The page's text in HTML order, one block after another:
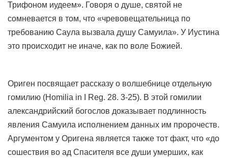
Трифоном иудеем». Говоря о душе, святой не
сомневается в том, что «чревовещательница по
требованию Саула вызвала душу Самуила». У Иустина
это происходит не иначе, как по воле Божией.
Ориген посвящает рассказу о волшебнице отдельную
гомилию (Homilia in I Reg. 28. 3-25). В этой гомилии
александрийский богослов доказывает подлинность
явления Самуила исполнением данных им пророчеств.
Аргументом у Оригена является также тот факт, что «до
сошествия во ад Спасителя все души умерших, как